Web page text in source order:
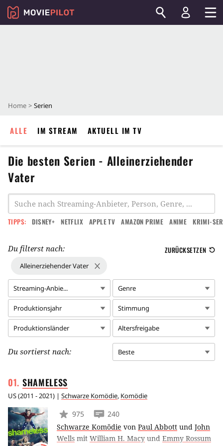
Home Serien
ALLE IM STREAM AKTUELL IM TV
Die besten Serien - Alleinerziehender
Vater
TIPPS: DISNEY+ NETFLIX APPLE TV AMAZON PRIME ANIME KRIMI-
Du filterst nach: ZURÜCKSETZEN
Alleinerziehender Vater
Streaming-Anbie... Genre
Produktionsjahr Stimmung
Produktionsländer Altersfreigabe
Du sortierst nach: Beste
SHAMELESS
US(2011 - 2021) | Schwarze Komödie, Komödie
975
240
Schwarze Komödie von Paul Abbott und John
Wells mit William H. Macy und Emmy Rossum